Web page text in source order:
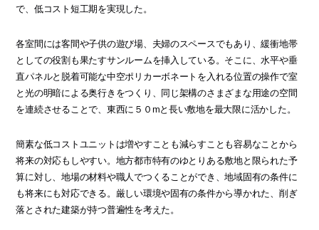
で、低コスト短工期を実現した。
各室間には客間や子供の遊び場、夫婦のスペースでもあり、緩衝地帯
としての役割も果たすサンルームを挿入している。そこに、水平や垂
直パネルと脱着可能な中空ポリカーボネートを入れる位置の操作で室
と光の明暗による奥行きをつくり、同じ架構のさまざまな用途の空間
を連続させることで、東西に５０mと長い敷地を最大限に活かした。
簡素な低コストユニットは増やすことも減らすことも容易なことから
将来の対応もしやすい。地方都市特有のゆとりある敷地と限られた予
算に対し、地場の材料や職人でつくることができ、地域固有の条件に
も将来にも対応できる。厳しい環境や固有の条件から導かれた、削ぎ
落とされた建築が持つ普遍性を考えた。